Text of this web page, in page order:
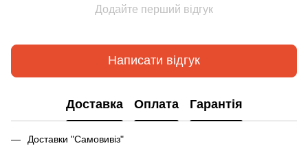
Додайте перший відгук
Написати відгук
Доставка Оплата Гарантія
Доставки "Самовивіз"